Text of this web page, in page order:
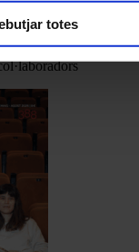
totes
Catalana